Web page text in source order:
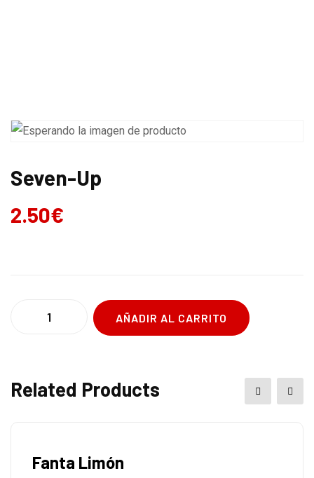
Seven-Up
2.50€
AÑADIR AL CARRITO
Related Products
Fanta Limón